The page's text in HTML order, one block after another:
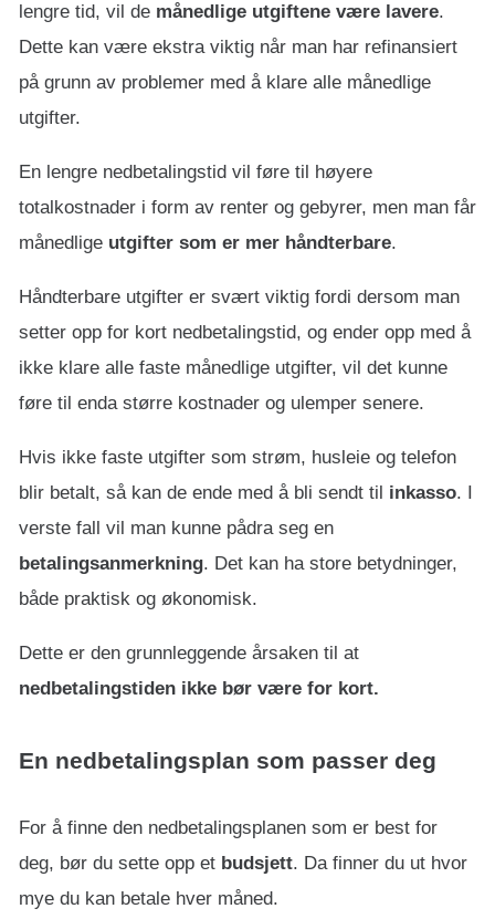
lengre tid, vil de månedlige utgiftene være lavere.
Dette kan være ekstra viktig når man har refinansiert
på grunn av problemer med å klare alle månedlige
utgifter.
En lengre nedbetalingstid vil føre til høyere
totalkostnader i form av renter og gebyrer, men man får
månedlige utgifter som er mer håndterbare.
Håndterbare utgifter er svært viktig fordi dersom man
setter opp for kort nedbetalingstid, og ender opp med å
ikke klare alle faste månedlige utgifter, vil det kunne
føre til enda større kostnader og ulemper senere.
Hvis ikke faste utgifter som strøm, husleie og telefon
blir betalt, så kan de ende med å bli sendt til inkasso. I
verste fall vil man kunne pådra seg en
betalingsanmerkning. Det kan ha store betydninger,
både praktisk og økonomisk.
Dette er den grunnleggende årsaken til at
nedbetalingstiden ikke bør være for kort.
En nedbetalingsplan som passer deg
For å finne den nedbetalingsplanen som er best for
deg, bør du sette opp et budsjett. Da finner du ut hvor
mye du kan betale hver måned.